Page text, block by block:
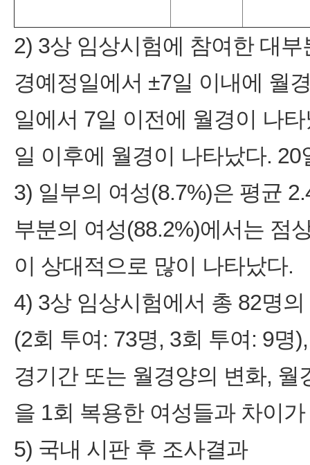
2) 3상 임상시험에 참여한 대
경예정일에서 ±7일 이내에 월
일에서 7일 이전에 월경이 나
일 이후에 월경이 나타났다.
3) 일부의 여성(8.7%)은 평균
부분의 여성(88.2%)에서는 점
이 상대적으로 많이 나타났다.
4) 3상 임상시험에서 총 82명
(2회 투여: 73명, 3회 투여: 9명
경기간 또는 월경양의 변화,
을 1회 복용한 여성들과 차이
5) 국내 시판 후 조사결과